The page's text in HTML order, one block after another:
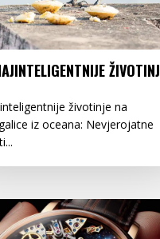
životinje na
iz oceana: Nevjerojatne